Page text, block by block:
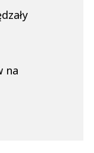
na